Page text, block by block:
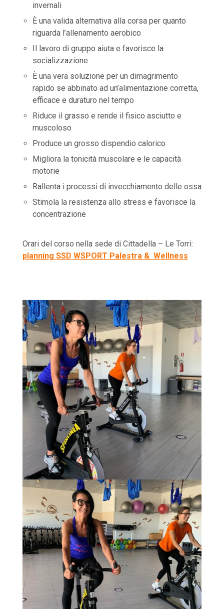
invernali
È una valida alternativa alla corsa per quanto
riguarda l’allenamento aerobico
Il lavoro di gruppo aiuta e favorisce la
socializzazione
È una vera soluzione per un dimagrimento
rapido se abbinato ad un’alimentazione corretta,
efficace e duraturo nel tempo
Riduce il grasso e rende il fisico asciutto e
muscoloso
Produce un grosso dispendio calorico
Migliora la tonicità muscolare e le capacità
motorie
Rallenta i processi di invecchiamento delle ossa
Stimola la resistenza allo stress e favorisce la
concentrazione
Orari del corso nella sede di Cittadella – Le Torri:
planning SSD WSPORT Palestra & Wellness